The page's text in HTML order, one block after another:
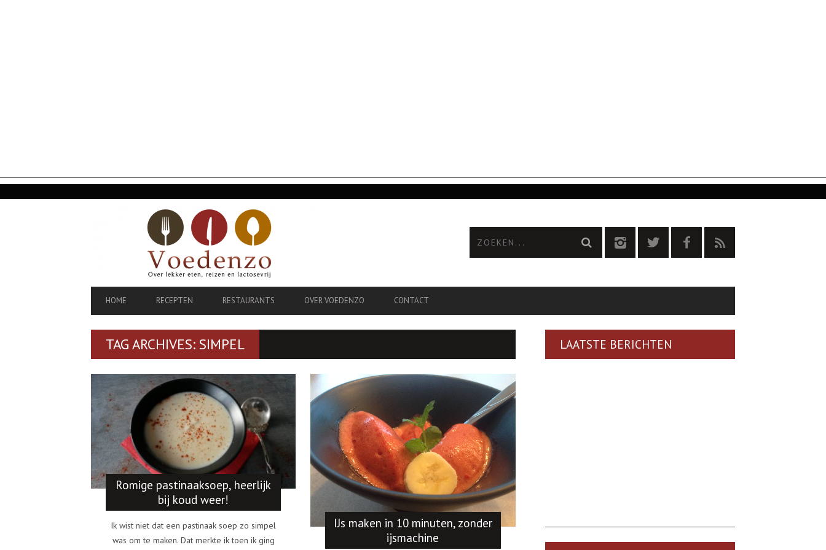
NAVIGATION
PRIMARY
NAVIGATION
HOME RECEPTEN RESTAURANTS OVER VOEDENZO CONTACT
TAG ARCHIVES: SIMPEL
Romige pastinaaksoep, heerlijk
bij koud weer!
Ik wist niet dat een pastinaak soep zo simpel
was om te maken. Dat merkte ik toen ik ging
IJs maken in 10 minuten, zonder
ijsmachine
LAATSTE BERICHTEN